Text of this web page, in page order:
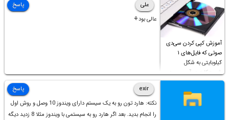
آموزش کپی کردن سی‌دی
صوتی که فایل‌های ۱
کیلوبایتی به شکل
شورت‌کات در آن موجود
است!
علی
عالی بود⚘
پاسخ
exir
نکته: هارد تون رو به یک سیستم دارای ویندوز 10 وصل و روش اول
را انجام بدید. بعد اگر هارد رو به سیستمی با ویندوز مثلا 8 زدید دیگه
پاسخ